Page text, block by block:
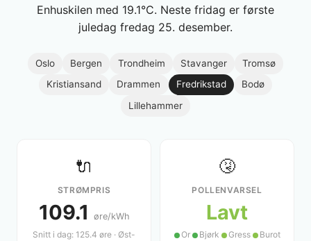
Enhuskilen med 19.1°C. Neste fridag er første
juledag fredag 25. desember.
Oslo Bergen Trondheim Stavanger
Tromsø
Kristiansand
Drammen Fredrikstad
Bodø
Lillehammer
🔌
STRØMPRIS
109.1
øre/kWh
Snitt i dag: 125.4 øre · Øst-
🤧
POLLENVARSEL
Lavt
Or Bjørk Gress Burot